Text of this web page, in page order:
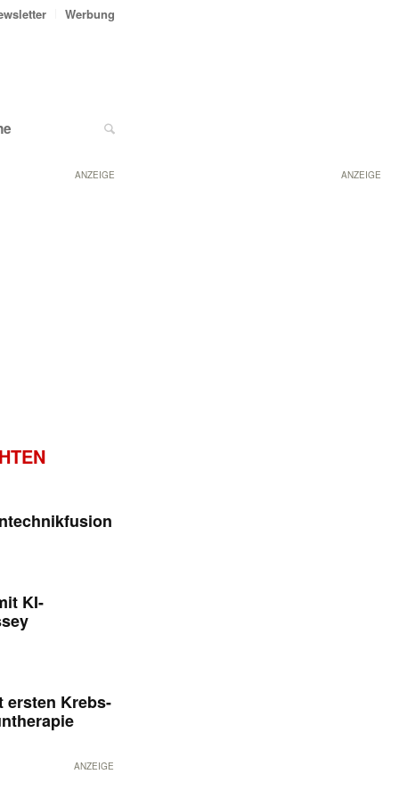
ANZEIGE
Werbung
ANZEIGE
KI-
ersten Krebs-
ANZEIGE